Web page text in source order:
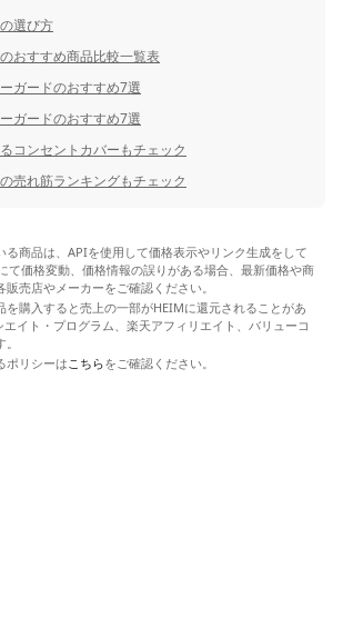
選び方
おすすめ商品比較一覧表
ガードのおすすめ7選
ガードのおすすめ7選
コンセントカバーもチェック
売れ筋ランキングもチェック
る商品は、APIを使用して価格表示やリンク生成をして
て価格変動、価格情報の誤りがある場合、最新価格や商
売店やメーカーをご確認ください。
を購入すると売上の一部がHEIMに還元されることがあ
イト・プログラム、楽天アフィリエイト、バリューコ
ポリシーはこちらをご確認ください。